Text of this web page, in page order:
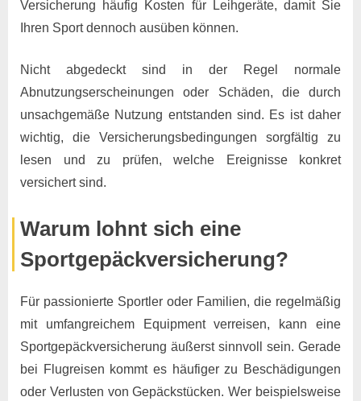
Versicherung häufig Kosten für Leihgeräte, damit Sie
Ihren Sport dennoch ausüben können.
Nicht abgedeckt sind in der Regel normale
Abnutzungserscheinungen oder Schäden, die durch
unsachgemäße Nutzung entstanden sind. Es ist daher
wichtig, die Versicherungsbedingungen sorgfältig zu
lesen und zu prüfen, welche Ereignisse konkret
versichert sind.
Warum lohnt sich eine
Sportgepäckversicherung?
Für passionierte Sportler oder Familien, die regelmäßig
mit umfangreichem Equipment verreisen, kann eine
Sportgepäckversicherung äußerst sinnvoll sein. Gerade
bei Flugreisen kommt es häufiger zu Beschädigungen
oder Verlusten von Gepäckstücken. Wer beispielsweise